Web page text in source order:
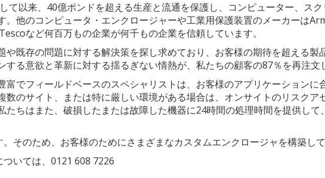
て以来、40億ポンドを超える生産と流通を保護し、コンピューター、ス
。他のコンピュータ・エンクロージャーや工業用保護装置のメーカーは
など何百万もの企業が何千もの企業を信頼しています。
や既存の問題に対する解決策を探し求めており、お客様の期待を超える
る意欲と革新に対する揺るぎない情熱が、私たちの顧客の87％を再注文
富でフィールドベースのスペシャリストは、お客様のアプリケーションに
数のサイト、または特に厳しい環境がある場合は、オンサイトのリスク
たちはまた、破損したまたは故障した機器に24時間の処理時間を提供し
そのため、お客様のためにさまざまなカスタムエンクロージャを構築して
いては、0121 608 7226